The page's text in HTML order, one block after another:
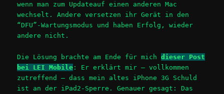
wenn man zum Updateauf einen anderen Mac
wechselt. Andere versetzen ihr Gerät in den
“DFU”-Wartungsmodus und haben Erfolg, wieder
andere nicht.
Die Lösung brachte am Ende für michdieser Post
bei LEI Mobile : Er erklärt mir – vollkommen
zutreffend – dass mein altes iPhone 3G Schuld
ist an der iPad2-Sperre. Genauer gesagt: Das